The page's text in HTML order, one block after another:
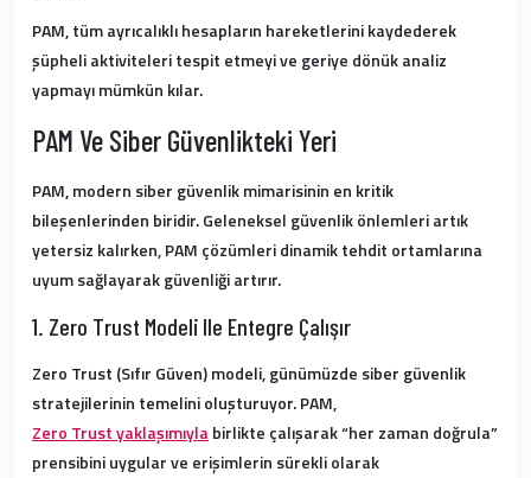
PAM, tüm ayrıcalıklı hesapların hareketlerini kaydederek
şüpheli aktiviteleri tespit etmeyi ve geriye dönük analiz
yapmayı mümkün kılar.
PAM Ve Siber Güvenlikteki Yeri
PAM, modern siber güvenlik mimarisinin en kritik
bileşenlerinden biridir.Geleneksel güvenlik önlemleri artık
yetersiz kalırken, PAM çözümleri dinamik tehdit ortamlarına
uyum sağlayarak güvenliği artırır.
1. Zero Trust Modeli Ile Entegre Çalışır
Zero Trust (Sıfır Güven) modeli, günümüzde siber güvenlik
stratejilerinin temelini oluşturuyor.PAM,
Zero Trust yaklaşımıylabirlikte çalışarak “her zaman doğrula”
prensibini uygular ve erişimlerin sürekli olarak